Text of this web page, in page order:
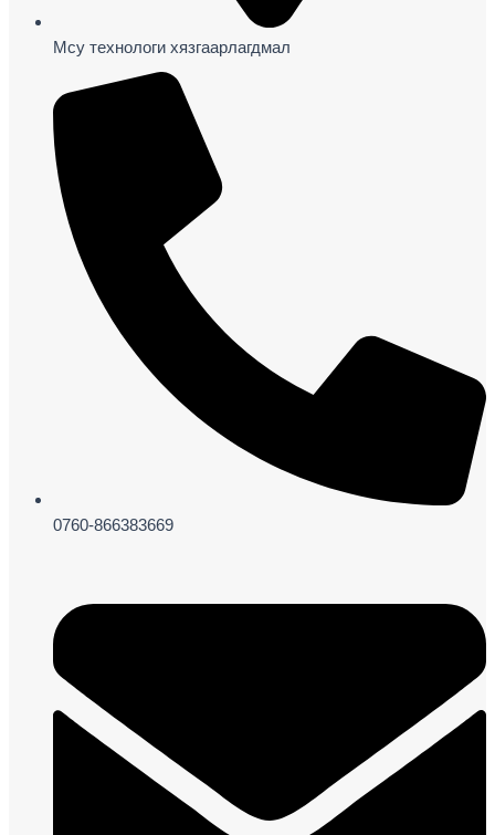
Mcy технологи хязгаарлагдмал
0760-866383669